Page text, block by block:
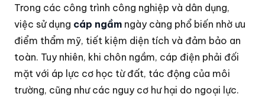
Trong các công trình công nghiệp và dân dụng,
việc sử dụng cáp ngầm ngày càng phổ biến nhờ ưu
điểm thẩm mỹ, tiết kiệm diện tích và đảm bảo an
toàn. Tuy nhiên, khi chôn ngầm, cáp điện phải đối
mặt với áp lực cơ học từ đất, tác động của môi
trường, cũng như các nguy cơ hư hại do ngoại lực.